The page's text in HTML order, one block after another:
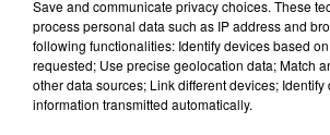
TRYO
La Traversee So
Save and communicate privacy choices. These
process personal data such as IP address and
following functionalities: Identify devices based
requested; Use precise geolocation data; Match
other data sources; Link different devices;
information transmitted automatically.